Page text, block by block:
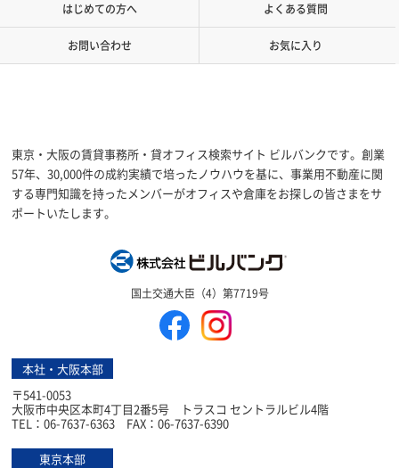
はじめての方へ よくある質問
お問い合わせ お気に入り
東京・大阪の賃貸事務所・貸オフィス検索サイト ビルバンクです。創業
57年、30,000件の成約実績で培ったノウハウを基に、事業用不動産に関
する専門知識を持ったメンバーがオフィスや倉庫をお探しの皆さまをサ
ポートいたします。
国土交通大臣（4）第7719号
本社・大阪本部
〒541-0053
大阪市中央区本町4丁目2番5号 トラスコ セントラルビル4階
TEL：06-7637-6363 FAX：06-7637-6390
東京本部